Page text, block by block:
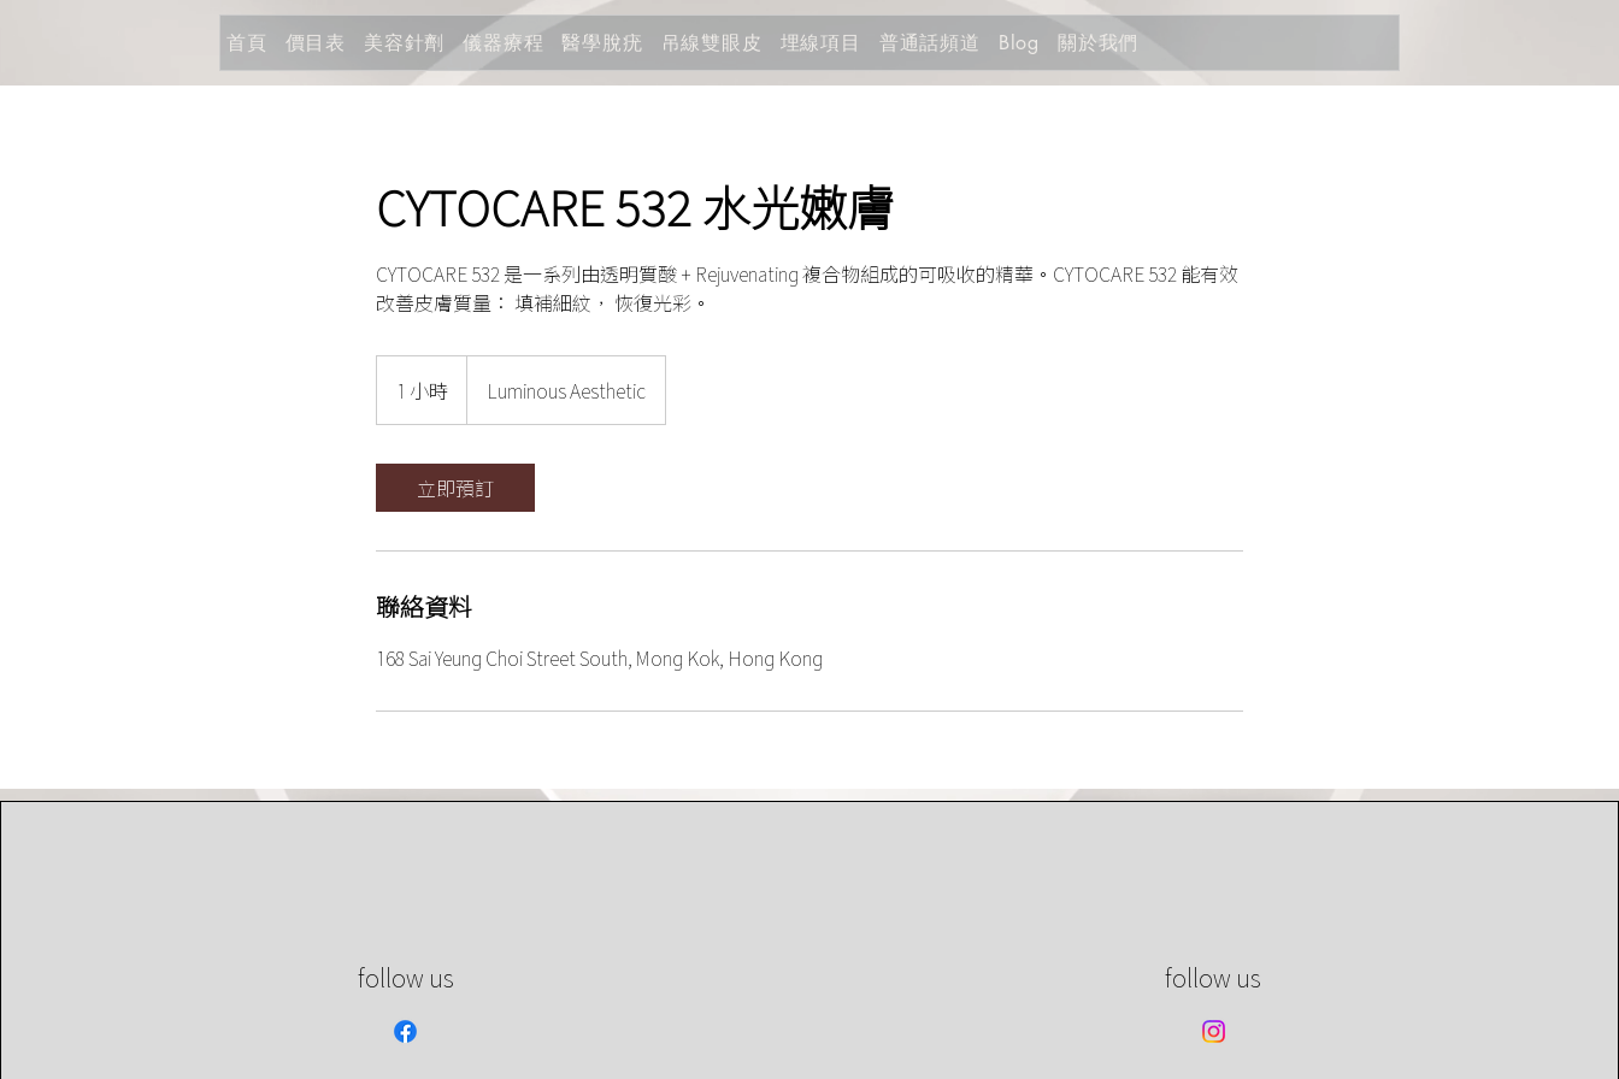
首頁 價目表 美容針劑 儀器療程 醫學脫疣 吊線雙眼皮 埋線項目 普通話頻道 Blog 關於我們
CYTOCARE 532 水光嫩膚
CYTOCARE 532 是一系列由透明質酸 + Rejuvenating 複合物組成的可吸收的精華。CYTOCARE 532 能有效
改善皮膚質量： 填補細紋， 恢復光彩。
1 小時
小
Luminous Aesthetic
立即預訂
聯絡資料
168 Sai Yeung Choi Street South, Mong Kok, Hong Kong
follow us follow us